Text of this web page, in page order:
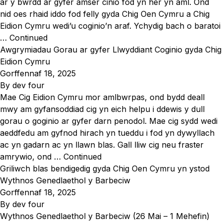
ar y bwrdd ar gyfer amser cinio fod yn her yn aml. Ond
nid oes rhaid iddo fod felly gyda Chig Oen Cymru a Chig
Eidion Cymru wedi’u coginio’n araf. Ychydig bach o baratoi
… Continued
Awgrymiadau Gorau ar gyfer Llwyddiant Coginio gyda Chig
Eidion Cymru
Gorffennaf 18, 2025
By dev four
Mae Cig Eidion Cymru mor amlbwrpas, ond bydd deall
mwy am gyfansoddiad cig yn eich helpu i ddewis y dull
gorau o goginio ar gyfer darn penodol. Mae cig sydd wedi
aeddfedu am gyfnod hirach yn tueddu i fod yn dywyllach
ac yn gadarn ac yn llawn blas. Gall lliw cig neu fraster
amrywio, ond … Continued
Griliwch blas bendigedig gyda Chig Oen Cymru yn ystod
Wythnos Genedlaethol y Barbeciw
Gorffennaf 18, 2025
By dev four
Wythnos Genedlaethol y Barbeciw (26 Mai – 1 Mehefin)